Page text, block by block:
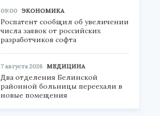
09:00 ЭКОНОМИКА
Роспатент сообщил об увеличении
числа заявок от российских
разработчиков софта
7 августа 2026 МЕДИЦИНА
Два отделения Белинской
районной больницы переехали в
новые помещения